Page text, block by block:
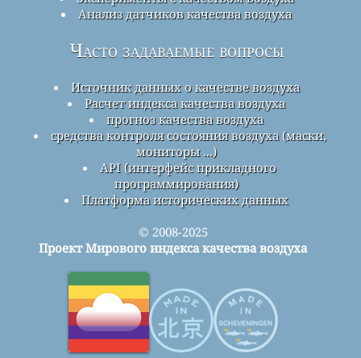
Анализ датчиков качества воздуха
Часто задаваемые вопросы
Источник данных о качестве воздуха
Расчет индекса качества воздуха
прогноз качества воздуха
средства контроля состояния воздуха (маски,
мониторы ...)
API (интерфейс прикладного
программирования)
Платформа исторических данных
© 2008-2025
Проект Мирового индекса качества воздуха